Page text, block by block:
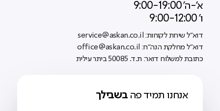
א'-ה' 9:00-19:00
ו' 9:00-12:00
דוא"ל שירות לקוחות: service@askan.co.il
דוא"ל מחלקת הנה"ח: office@askan.co.il
כתובת למשלוח דואר: ת.ד. 50085 ביתר עילית
אנחנו תמיד פה בשבילך